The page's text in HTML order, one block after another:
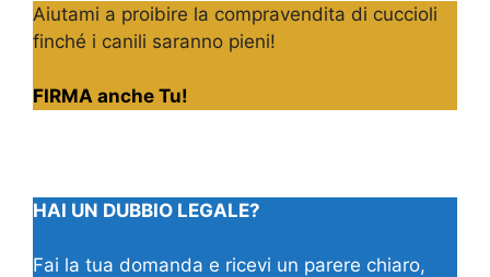
Aiutami a proibire la compravendita di cuccioli
finché i canili saranno pieni!
FIRMA anche Tu!
HAI UN DUBBIO LEGALE?
Fai la tua domanda e ricevi un parere chiaro,